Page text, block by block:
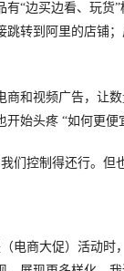
边买边看、玩货”
跳转到阿里的店铺
和视频广告，让数
始头疼 “如何更便
控制得还行。但也
商大促）活动时